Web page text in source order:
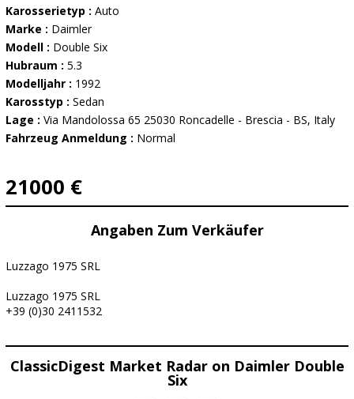
Karosserietyp : Auto
Marke : Daimler
Modell : Double Six
Hubraum : 5.3
Modelljahr : 1992
Karosstyp : Sedan
Lage : Via Mandolossa 65 25030 Roncadelle - Brescia - BS, Italy
Fahrzeug Anmeldung : Normal
21000 €
Angaben Zum Verkäufer
Luzzago 1975 SRL
Luzzago 1975 SRL
+39 (0)30 2411532
ClassicDigest Market Radar on Daimler Double
Six